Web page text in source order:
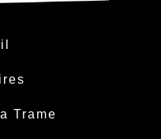
Trame